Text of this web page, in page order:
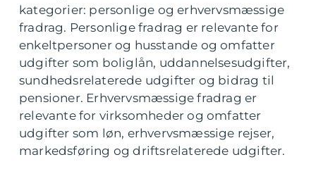
kategorier: personlige og erhvervsmæssige
fradrag. Personlige fradrag er relevante for
enkeltpersoner og husstande og omfatter
udgifter som boliglån, uddannelsesudgifter,
sundhedsrelaterede udgifter og bidrag til
pensioner. Erhvervsmæssige fradrag er
relevante for virksomheder og omfatter
udgifter som løn, erhvervsmæssige rejser,
markedsføring og driftsrelaterede udgifter.